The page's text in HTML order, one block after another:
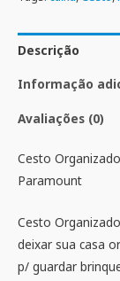
Descrição
Informação
Avaliações (0)
Cesto
Paramount
Cesto
deixar sua casa
p/ guardar